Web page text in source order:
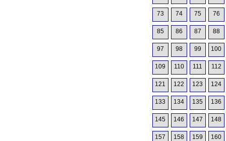
73 74 75 76
85 86 87 88
97 98 99 100
109 110 111 112
121 122 123 124
133 134 135 136
145 146 147 148
157 158 159 160